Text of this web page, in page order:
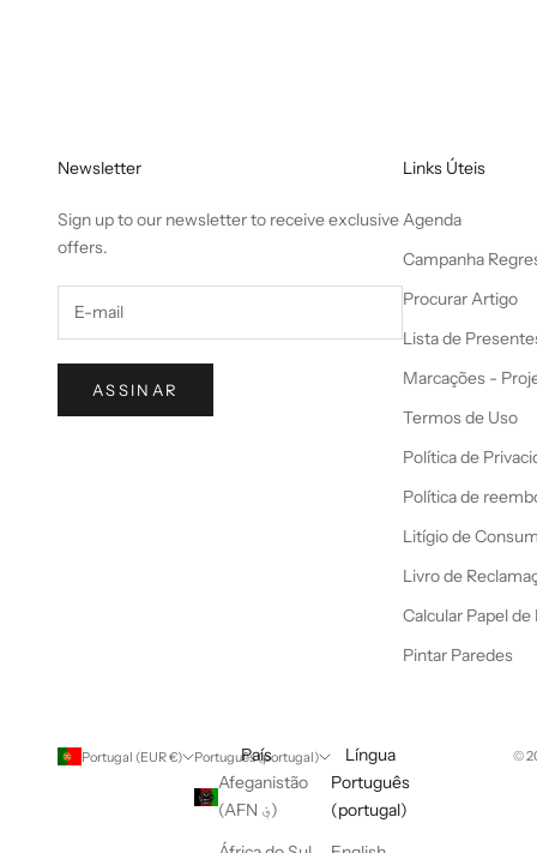
Newsletter
Sign up to our newsletter to receive exclusive
offers.
ASSINAR
Links Úteis
Agenda
Campanha
Procurar Artigo
Lista de
Marcações -
Termos de Uso
Política de
Política de
Litígio de
Livro de
Calcular Papel de
Pintar Paredes
Portugal (EUR €)
País
Afeganistão
(AFN ؋)
Português (portugal)
Língua
Português
(portugal)
©